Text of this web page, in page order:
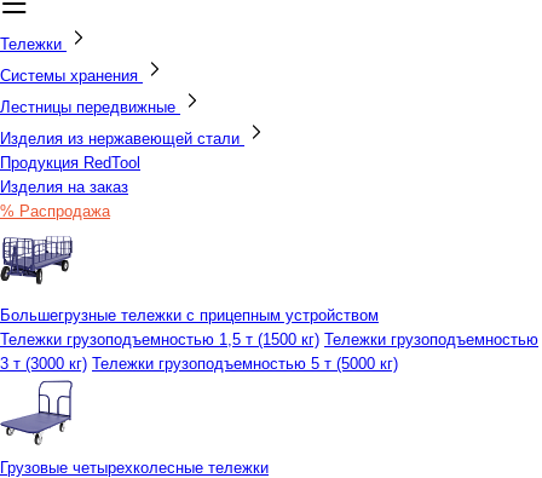
Тележки
Системы хранения
Лестницы передвижные
Изделия из нержавеющей стали
Продукция RedTool
Изделия на заказ
% Распродажа
Большегрузные тележки с прицепным устройством
Тележки грузоподъемностью 1,5 т (1500 кг) Тележки грузоподъемностью
3 т (3000 кг) Тележки грузоподъемностью 5 т (5000 кг)
Грузовые четырехколесные тележки